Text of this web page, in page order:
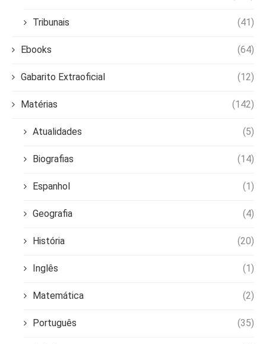
Tribunais (41)
Ebooks (64)
Gabarito Extraoficial (12)
Matérias (142)
Atualidades (5)
Biografias (14)
Espanhol (1)
Geografia (4)
História (20)
Inglês (1)
Matemática (2)
Português (35)